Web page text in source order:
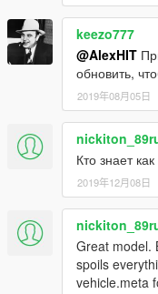
Released on:
Updated: [22.03.2019]
By AlexeyHIT
keezo777
@AlexHIT
обновить,
2019年08月05日
Кто знает
2019年12月08日
Great model.
spoils
vehicle.meta